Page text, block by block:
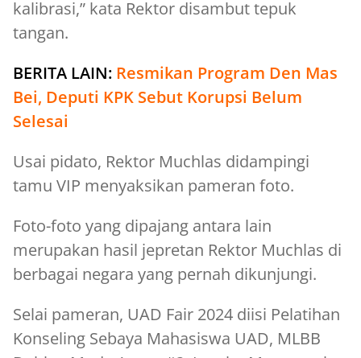
kalibrasi,” kata Rektor disambut tepuk
tangan.
BERITA LAIN: Resmikan Program Den Mas
Bei, Deputi KPK Sebut Korupsi Belum
Selesai
Usai pidato, Rektor Muchlas didampingi
tamu VIP menyaksikan pameran foto.
Foto-foto yang dipajang antara lain
merupakan hasil jepretan Rektor Muchlas di
berbagai negara yang pernah dikunjungi.
Selai pameran, UAD Fair 2024 diisi Pelatihan
Konseling Sebaya Mahasiswa UAD, MLBB